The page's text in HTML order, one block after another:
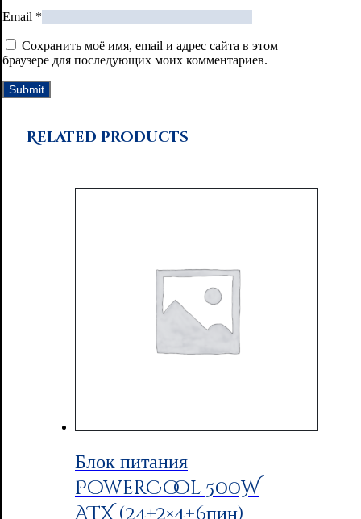
Email *
Сохранить моё имя, email и адрес сайта в этом
браузере для последующих моих комментариев.
Related products
Блок питания
PowerCool 500W